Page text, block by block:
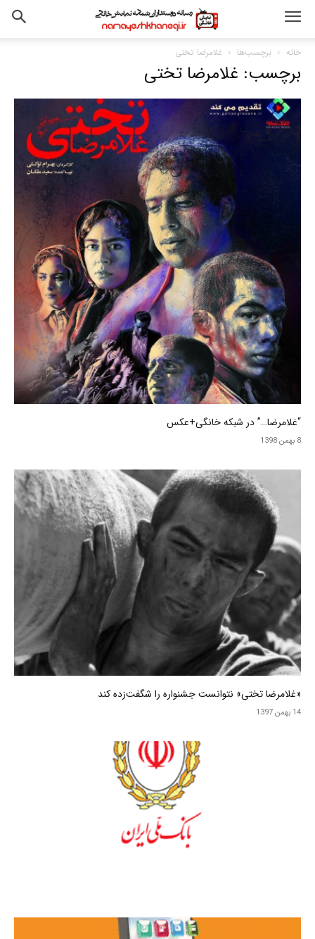
خانه برچسب‌ها غلامرضا تختی
برچسب: غلامرضا تختی
“غلامرضا…” در شبکه خانگی+عکس
8 بهمن 1398
«غلامرضا تختی» نتوانست جشنواره را شگفت‌زده کند
14 بهمن 1397